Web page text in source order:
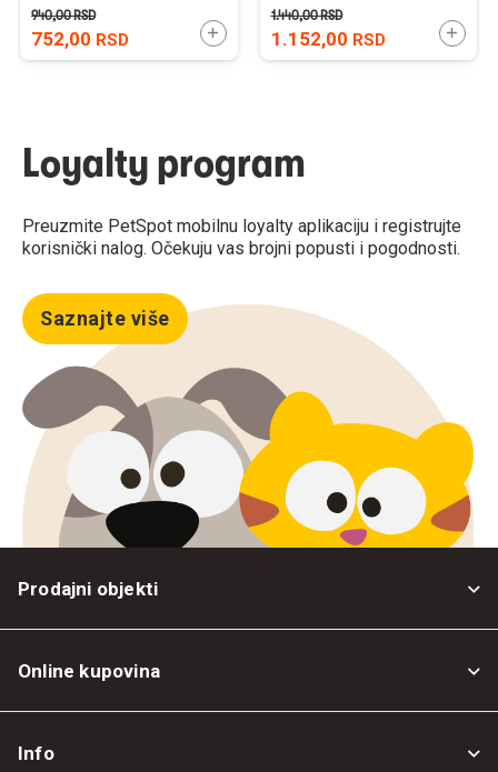
752,00 RSD
940,00RSD
DODAJTE U KORPU
1.152,00 RSD
1.440,00RSD
Loyalty program
Preuzmite PetSpot mobilnu loyalty aplikaciju i registrujte
korisnički nalog. Očekuju vas brojni popusti i pogodnosti.
Saznajte više
Prodajni objekti
Online kupovina
Info